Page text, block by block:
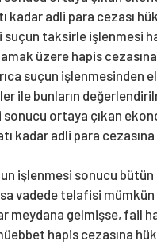
kadar adli para cezası
suçun taksirle işlenmesi
üzere hapis cezasına
suçun işlenmesinden
ile bunların
ortaya çıkan
kadar adli para cezasına
işlenmesi sonucu bütün
vadede telafisi mümkün
meydana gelmişse, fail
hapis cezasına